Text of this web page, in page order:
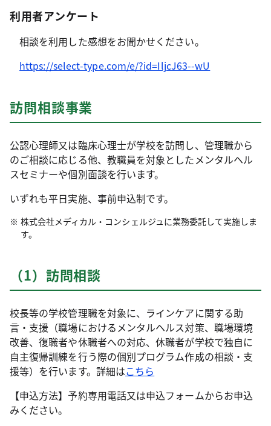
利用者アンケート
相談を利用した感想をお聞かせください。
https://select-type.com/e/?id=IljcJ63--wU
訪問相談事業
公認心理師又は臨床心理士が学校を訪問し、管理職から
のご相談に応じる他、教職員を対象としたメンタルヘル
スセミナーや個別面談を行います。
いずれも平日実施、事前申込制です。
株式会社メディカル・コンシェルジュに業務委託して実施しま
す。
（1）訪問相談
校長等の学校管理職を対象に、ラインケアに関する助
言・支援（職場におけるメンタルヘルス対策、職場環境
改善、復職者や休職者への対応、休職者が学校で独自に
自主復帰訓練を行う際の個別プログラム作成の相談・支
援等）を行います。詳細はこちら
【申込方法】予約専用電話又は申込フォームからお申込
みください。